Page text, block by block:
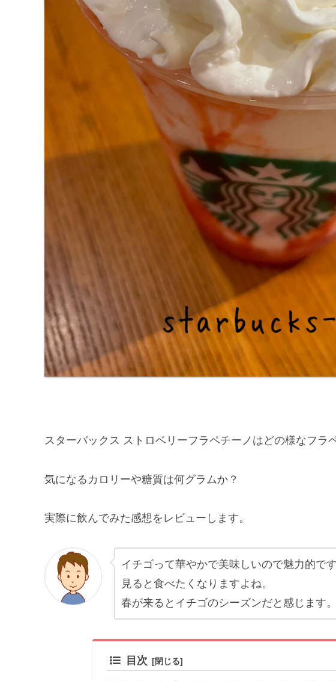
スターバックス ストロベリーフラペチーノはどの様なフラ
気になるカロリーや糖質は何グラムか？
実際に飲んでみた感想をレビューします。
イチゴって華やかで美味しいので魅力的です
見ると食べたくなりますよね。
春が来るとイチゴのシーズンだと感じます。
目次